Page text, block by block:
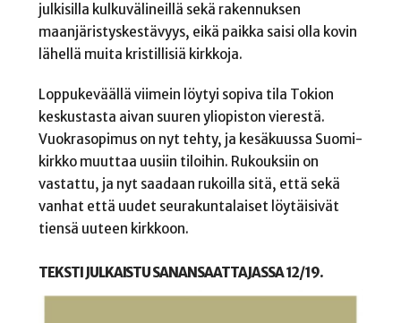
julkisilla kulkuvälineillä sekä rakennuksen
maanjäristyskestävyys, eikä paikka saisi olla kovin
lähellä muita kristillisiä kirkkoja.
Loppukeväällä viimein löytyi sopiva tila Tokion
keskustasta aivan suuren yliopiston vierestä.
Vuokrasopimus on nyt tehty, ja kesäkuussa Suomi-
kirkko muuttaa uusiin tiloihin. Rukouksiin on
vastattu, ja nyt saadaan rukoilla sitä, että sekä
vanhat että uudet seurakuntalaiset löytäisivät
tiensä uuteen kirkkoon.
TEKSTI JULKAISTU SANANSAATTAJASSA 12/19.